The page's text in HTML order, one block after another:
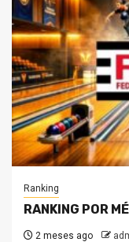
Ranking
RANKING POR
2 meses ago